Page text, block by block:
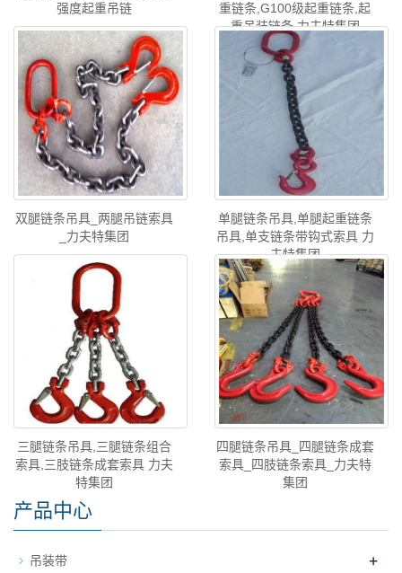
强度起重吊链
重链条,G100级起重链条,起
重吊装链条 力夫特集团
双腿链条吊具_两腿吊链索具
_力夫特集团
单腿链条吊具,单腿起重链条
吊具,单支链条带钩式索具 力
夫特集团
三腿链条吊具,三腿链条组合
索具,三肢链条成套索具 力夫
特集团
四腿链条吊具_四腿链条成套
索具_四肢链条索具_力夫特
集团
产品中心
吊装带 +